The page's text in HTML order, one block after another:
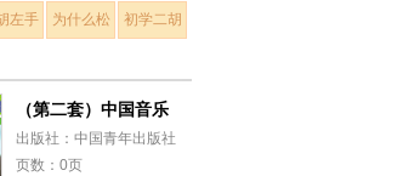
左手 为什么松 初学二胡
（第二套）中国音乐
出版社：中国青年出版社
页数：0页